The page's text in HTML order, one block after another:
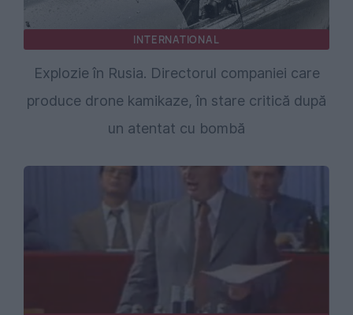
INTERNATIONAL
Explozie în Rusia. Directorul companiei care
produce drone kamikaze, în stare critică după
un atentat cu bombă